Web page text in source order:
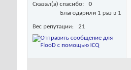
Сказал(а) спасибо
0
Благодарили 1 раз в 1
Вес репутации 21